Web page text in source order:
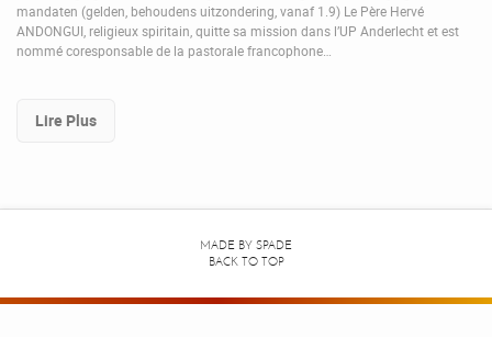
mandaten (gelden, behoudens uitzondering, vanaf 1.9) Le Père Hervé
ANDONGUI, religieux spiritain, quitte sa mission dans l’UP Anderlecht et est
nommé coresponsable de la pastorale francophone…
Lire Plus
MADE BY SPADE
BACK TO TOP